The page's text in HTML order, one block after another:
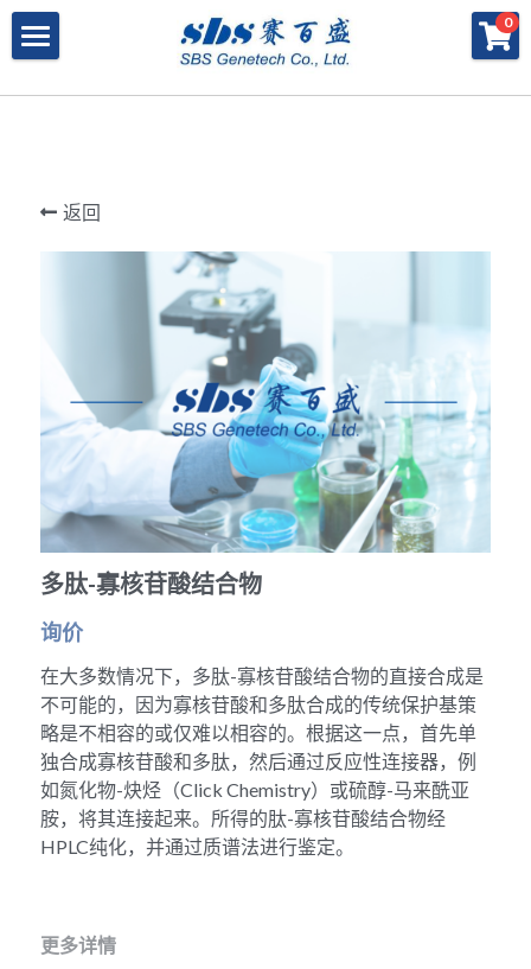
0
寡核苷酸合成
DNA分子量标准
RNA相关
生化试剂
PCR相关
磁珠
基因操作
实验耗材
Morpholino
Phosphoramidites
DNA Free酶
RPA
LAMP
CRISPR基因编辑
CRISPR Gene Knockout Kit
Arrayed CRISPR gRNA Libraries
全基因组CRIPSR文库
CRISPR用户自定义文库
研究数据
快速检测试纸系统
CRISPRclean®
CRISPRclean®技术
CRISPRclean Single Cell
CRISPRclean Plus RNA Prep
CRISPRclean Bulk Reagents
CRISPRclean High Expressing RNA
RNA Depletion Panel (Liver)
合成生物
合成生物解决方案
共创佳绩 - 期刊
共创佳绩 - 机构
法律声明
联系我们
行业报告
搜索
简体中文
简体中文
English
返回
多肽-寡核苷酸结合物
询价
在大多数情况下，多肽-寡核苷酸结合物的直接合成是
不可能的，因为寡核苷酸和多肽合成的传统保护基策
略是不相容的或仅难以相容的。根据这一点，首先单
独合成寡核苷酸和多肽，然后通过反应性连接器，例
如氮化物-炔烃（Click Chemistry）或硫醇-马来酰亚
胺，将其连接起来。所得的肽-寡核苷酸结合物经
HPLC纯化，并通过质谱法进行鉴定。
更多详情
×
商品分类
Cell-Free蛋白表达
DNA-Free酶
PNA单体
冻干微球
CRISPR基因编辑
恒温扩增
实验耗材
基因操作相关
DNA分子量标准
核酸纯化
×
博客分类
DNA-Free酶